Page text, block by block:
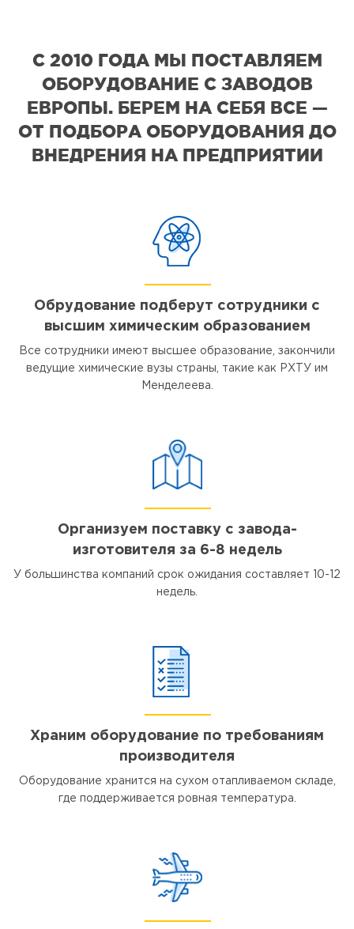
С 2010 ГОДА МЫ ПОСТАВЛЯЕМ
ОБОРУДОВАНИЕ С ЗАВОДОВ
ЕВРОПЫ. БЕРЕМ НА СЕБЯ ВСЕ —
ОТ ПОДБОРА ОБОРУДОВАНИЯ ДО
ВНЕДРЕНИЯ НА ПРЕДПРИЯТИИ
Обрудование подберут сотрудники с
высшим химическим образованием
Все сотрудники имеют высшее образование, закончили
ведущие химические вузы страны, такие как РХТУ им
Менделеева.
Организуем поставку с завода-
изготовителя за 6-8 недель
У большинства компаний срок ожидания составляет 10-12
недель.
Храним оборудование по требованиям
производителя
Оборудование хранится на сухом отапливаемом складе,
где поддерживается ровная температура.